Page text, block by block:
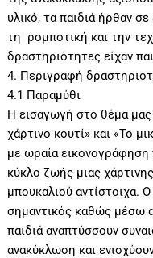
υλικό, τα παιδιά ήρθαν
τη ρομποτική και την
δραστηριότητες είχαν
4. Περιγραφή
4.1 Παραμύθι
Η εισαγωγή στο θέμα μας
χάρτινο κουτί» και «Το
με ωραία
κύκλο ζωής μιας
μπουκαλιού αντίστοιχα.
σημαντικός καθώς μέσω
παιδιά αναπτύσσουν
ανακύκλωση και